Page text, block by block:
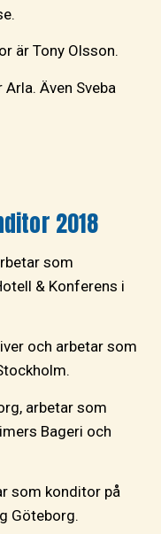
är Tony Olsson.
Även Sveba
2018
som
& Konferens i
och arbetar som
arbetar som
Bageri och
som konditor på
Göteborg.